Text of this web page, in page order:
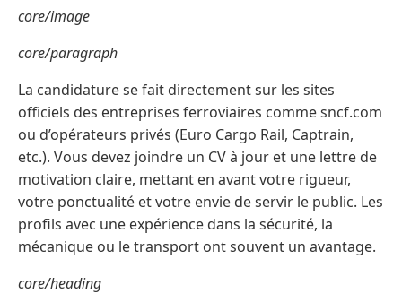
core/image
core/paragraph
La candidature se fait directement sur les sites
officiels des entreprises ferroviaires comme sncf.com
ou d’opérateurs privés (Euro Cargo Rail, Captrain,
etc.). Vous devez joindre un CV à jour et une lettre de
motivation claire, mettant en avant votre rigueur,
votre ponctualité et votre envie de servir le public. Les
profils avec une expérience dans la sécurité, la
mécanique ou le transport ont souvent un avantage.
core/heading